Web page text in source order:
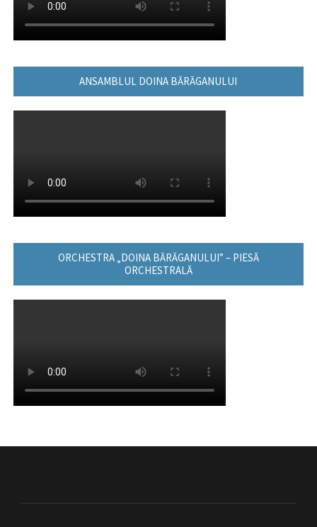
ANSAMBLUL DOINA BĂRĂGANULUI
ORCHESTRA „DOINA BĂRĂGANULUI” – PIESĂ
ORCHESTRALĂ